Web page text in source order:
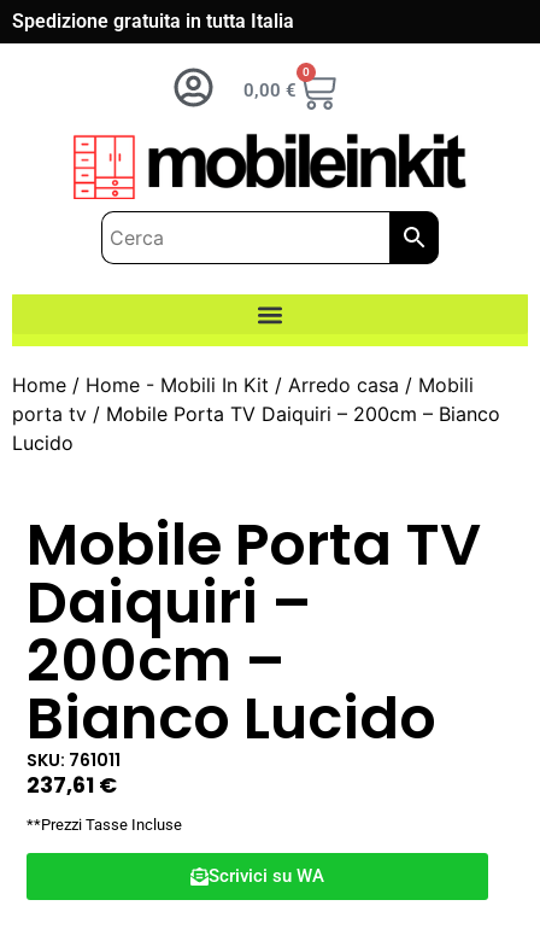
Spedizione gratuita in tutta Italia
0,00 €
0
Home / Home - Mobili In Kit / Arredo casa / Mobili
porta tv / Mobile Porta TV Daiquiri – 200cm – Bianco
Lucido
Mobile Porta TV
Daiquiri –
200cm –
Bianco Lucido
SKU: 761011
237,61 €
**Prezzi Tasse Incluse
Scrivici su WA